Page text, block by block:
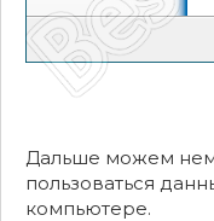
Дальше можем
пользоваться
компьютере.